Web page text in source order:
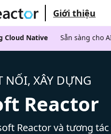
Giới thiệu
Cloud Native Sẵn sàng cho
NỐI, XÂY DỰNG
Reactor
Reactor và tương